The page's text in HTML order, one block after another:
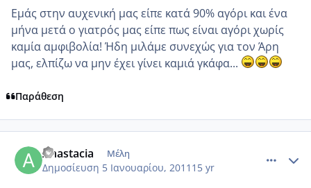
Εμάς στην αυχενική μας είπε κατά 90% αγόρι και ένα
μήνα μετά ο γιατρός μας είπε πως είναι αγόρι χωρίς
καμία αμφιβολία! Ήδη μιλάμε συνεχώς για τον Άρη
μας, ελπίζω να μην έχει γίνει καμιά γκάφα...
Παράθεση
Anastacia Μέλη
Δημοσίευση 5 Ιανουαρίου, 2011 15 yr